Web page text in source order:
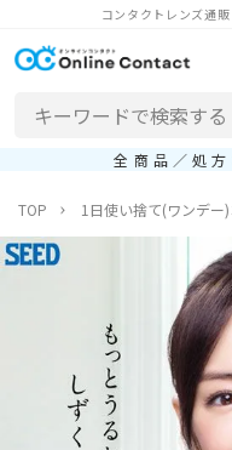
コンタクトレンズ通
全商品／処
TOP 1日使い捨て(ワンデー